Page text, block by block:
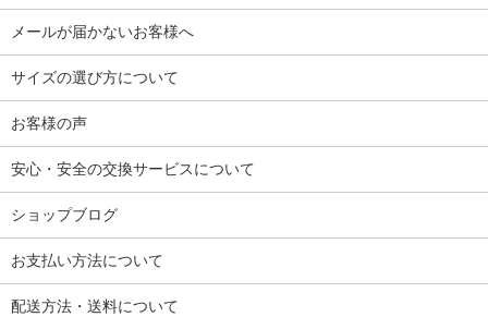
メールが届かないお客様へ
サイズの選び方について
お客様の声
安心・安全の交換サービスについて
ショップブログ
お支払い方法について
配送方法・送料について